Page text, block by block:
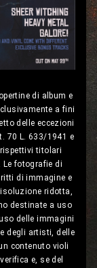
di album e
a fini
delle eccezioni
70 L. 633/1941 e
titolari
fotografie di
di immagine e
ridotta,
destinate a uso
delle immagini
degli artisti, delle
contenuto violi
e, se del